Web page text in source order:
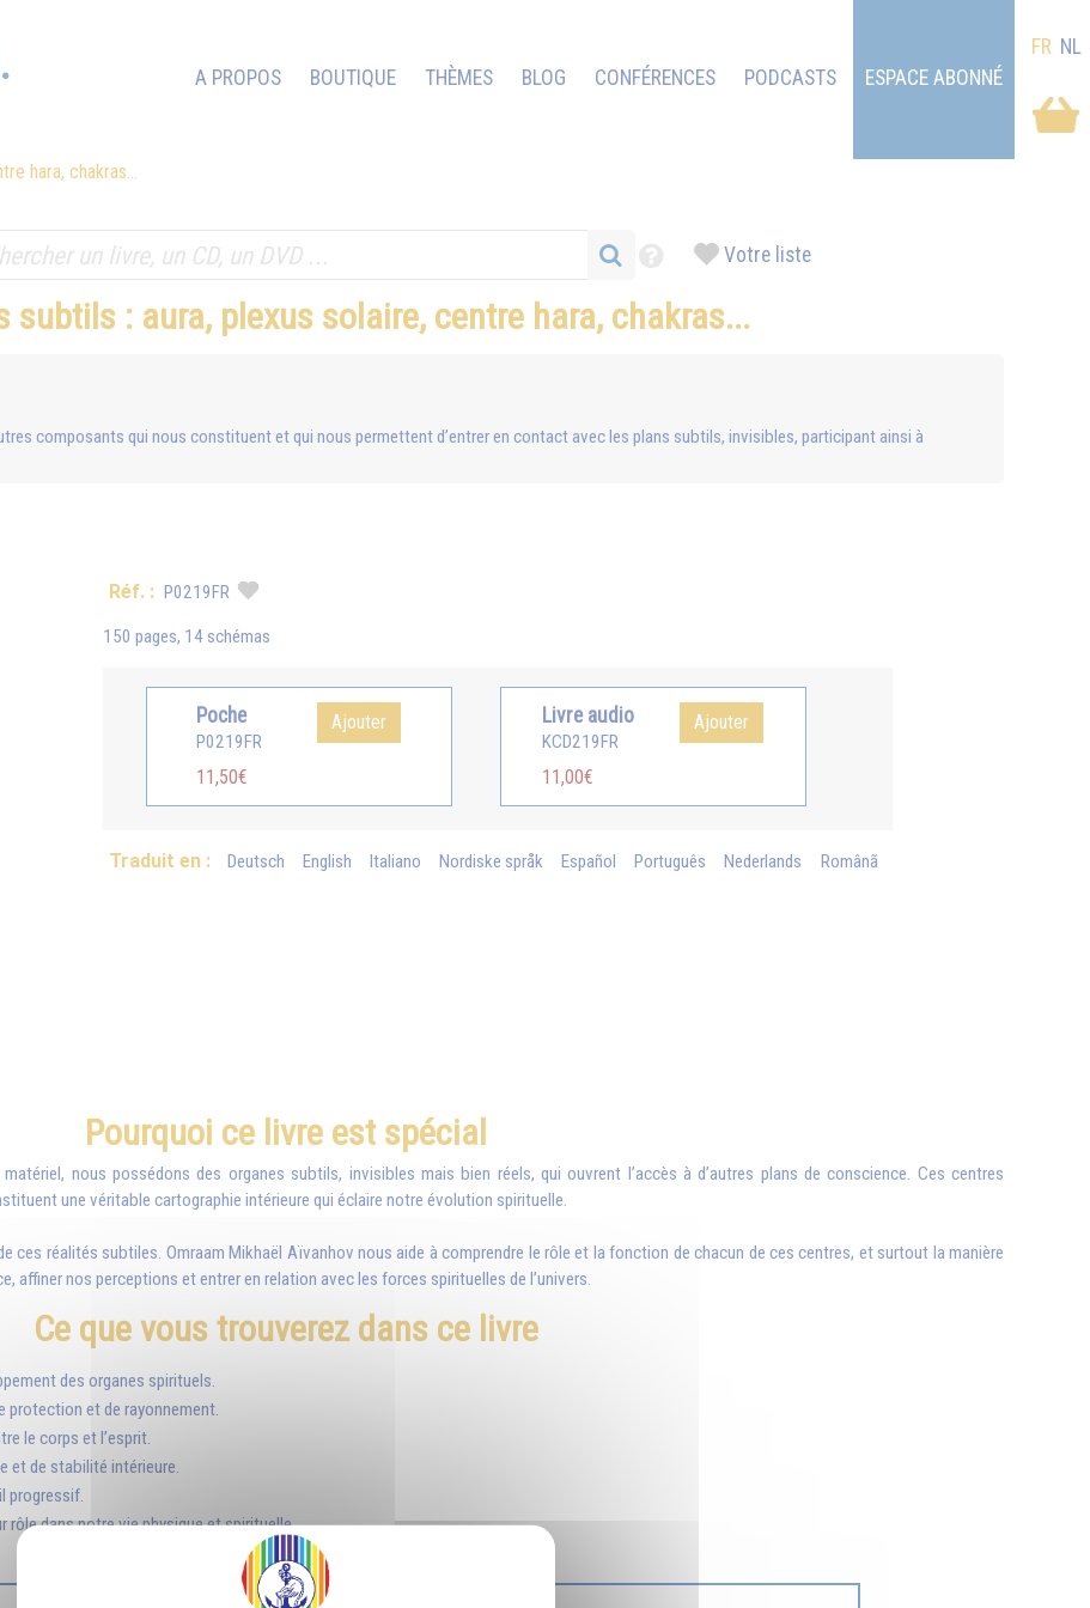
A PROPOS BOUTIQUE THÈMES BLOG CONFÉRENCES PODCASTS ESPACE ABONNÉ
FR NL
hara, chakras...
Votre liste
subtils : aura, plexus solaire, centre hara, chakras...
composants qui nous constituent et qui nous permettent d’entrer en contact avec les plans subtils, invisibles, participant ainsi à
Réf. : P0219FR
150 pages, 14 schémas
Poche
P0219FR
11,50€
Ajouter Livre audio
KCD219FR
11,00€
Ajouter
Traduit en : Deutsch English Italiano Nordiske språk Español Português Nederlands Românã
Pourquoi ce livre est spécial
nous possédons des organes subtils, invisibles mais bien réels, qui ouvrent l’accès à d’autres plans de conscience. Ces centres
une véritable cartographie intérieure qui éclaire notre évolution spirituelle.
ces réalités subtiles. Omraam Mikhaël Aïvanhov nous aide à comprendre le rôle et la fonction de chacun de ces centres, et surtout la manière
affiner nos perceptions et entrer en relation avec les forces spirituelles de l’univers.
Ce que vous trouverez dans ce livre
des organes spirituels.
protection et de rayonnement.
le corps et l’esprit.
et de stabilité intérieure.
progressif.
rôle dans notre vie physique et spirituelle.